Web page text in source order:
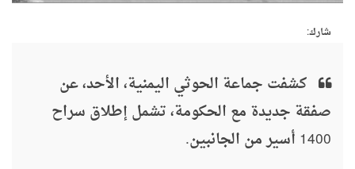
شارك:
كشفت جماعة الحوثي اليمنية، الأحد، عن
صفقة جديدة مع الحكومة، تشمل إطلاق سراح
1400 أسير من الجانبين.